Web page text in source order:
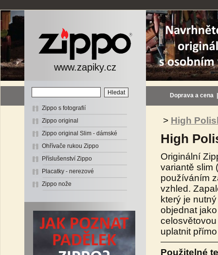
www.zapiky.cz
Zippo s fotografií
Zippo original
Zippo original Slim - dámské
Ohřívače rukou Zippo
Příslušenství Zippo
Placatky - nerezové
Zippo nože
Doprava a cena
> High
High
Originální
variantě slim
používáním
vzhled.
který je
objednat
uplatnit
Použitelné